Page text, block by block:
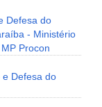
Defesa do
- Ministério
Procon
e Defesa do